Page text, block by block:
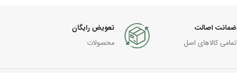
ضمانت اصالت
تمامی کالاهای اصل
تعویض رایگان
محصولات